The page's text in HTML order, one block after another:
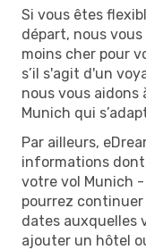
Si vous êtes
départ, nous
moins cher pour
s’il s'agit d'un
nous vous aidons
Munich qui
Par ailleurs,
informations
votre vol Munich
pourrez
dates auxquelles
ajouter un hôtel